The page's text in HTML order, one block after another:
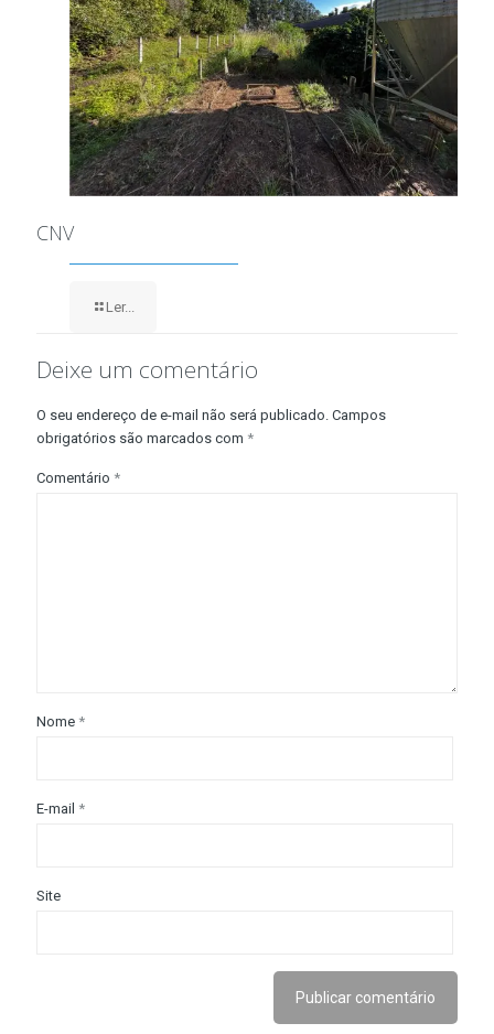
CNV
Ler...
Deixe um comentário
O seu endereço de e-mail não será publicado. Campos
obrigatórios são marcados com *
Comentário *
Nome *
E-mail *
Site